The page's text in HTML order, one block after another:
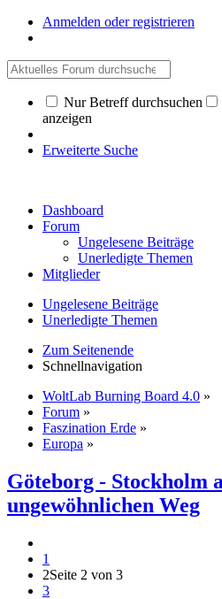
Anmelden oder registrieren
Nur Betreff durchsuchen
anzeigen
Erweiterte Suche
Dashboard
Forum
Ungelesene Beiträge
Unerledigte Themen
Mitglieder
Ungelesene Beiträge
Unerledigte Themen
Zum Seitenende
Schnellnavigation
WoltLab Burning Board 4.0 »
Forum »
Faszination Erde »
Europa »
Göteborg - Stockholm
ungewöhnlichen Weg
1
2Seite 2 von 3
3